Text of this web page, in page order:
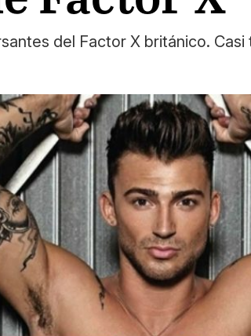
del Factor X británico.